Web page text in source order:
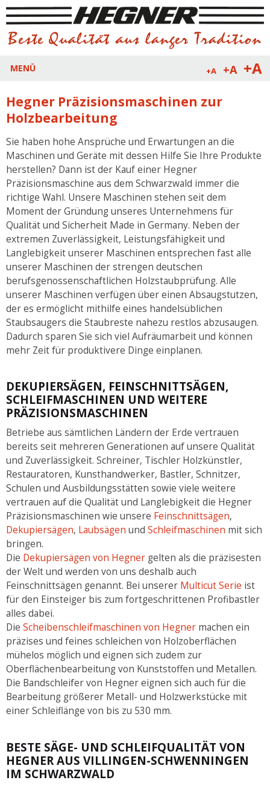
+A +A +A
MENÜ
Hegner Präzisionsmaschinen zur
Holzbearbeitung
Sie haben hohe Ansprüche und Erwartungen an die
Maschinen und Geräte mit dessen Hilfe Sie Ihre Produkte
herstellen? Dann ist der Kauf einer Hegner
Präzisionsmaschine aus dem Schwarzwald immer die
richtige Wahl. Unsere Maschinen stehen seit dem
Moment der Gründung unseres Unternehmens für
Qualität und Sicherheit Made in Germany. Neben der
extremen Zuverlässigkeit, Leistungsfähigkeit und
Langlebigkeit unserer Maschinen entsprechen fast alle
unserer Maschinen der strengen deutschen
berufsgenossenschaftlichen Holzstaubprüfung. Alle
unserer Maschinen verfügen über einen Absaugstutzen,
der es ermöglicht mithilfe eines handelsüblichen
Staubsaugers die Staubreste nahezu restlos abzusaugen.
Dadurch sparen Sie sich viel Aufräumarbeit und können
mehr Zeit für produktivere Dinge einplanen.
DEKUPIERSÄGEN, FEINSCHNITTSÄGEN,
SCHLEIFMASCHINEN UND WEITERE
PRÄZISIONSMASCHINEN
Betriebe aus sämtlichen Ländern der Erde vertrauen
bereits seit mehreren Generationen auf unsere Qualität
und Zuverlässigkeit. Schreiner, Tischler Holzkünstler,
Restauratoren, Kunsthandwerker, Bastler, Schnitzer,
Schulen und Ausbildungsstätten sowie viele weitere
vertrauen auf die Qualität und Langlebigkeit die Hegner
Präzisionsmaschinen wie unsere Feinschnittsägen,
Dekupiersägen, Laubsägen und Schleifmaschinen mit sich
bringen.
Die Dekupiersägen von Hegner gelten als die präzisesten
der Welt und werden von uns deshalb auch
Feinschnittsägen genannt. Bei unserer Multicut Serie ist
für den Einsteiger bis zum fortgeschrittenen Profibastler
alles dabei.
Die Scheibenschleifmaschinen von Hegner machen ein
präzises und feines schleichen von Holzoberflächen
mühelos möglich und eignen sich zudem zur
Oberflächenbearbeitung von Kunststoffen und Metallen.
Die Bandschleifer von Hegner eignen sich auch für die
Bearbeitung größerer Metall- und Holzwerkstücke mit
einer Schleiflänge von bis zu 530 mm.
BESTE SÄGE- UND SCHLEIFQUALITÄT VON
HEGNER AUS VILLINGEN-SCHWENNINGEN
IM SCHWARZWALD